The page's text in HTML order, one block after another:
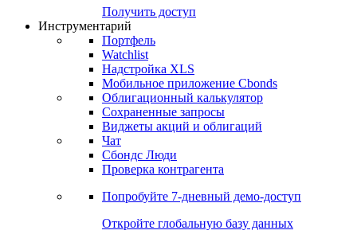
Получить доступ
Инструментарий
Портфель
Watchlist
Надстройка XLS
Мобильное приложение Cbonds
Облигационный калькулятор
Сохраненные запросы
Виджеты акций и облигаций
Чат
Сбондс Люди
Проверка контрагента
Попробуйте 7-дневный демо-доступ
Откройте глобальную базу данных